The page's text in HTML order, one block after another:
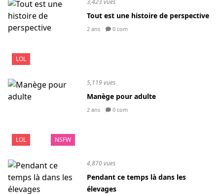
LOL
3,423 vues
Tout est une histoire de perspective
2 ans 0 com
LOL NSFW
5,119 vues
Manège pour adulte
2 ans 0 com
4,870 vues
Pendant ce temps là dans les
élevages